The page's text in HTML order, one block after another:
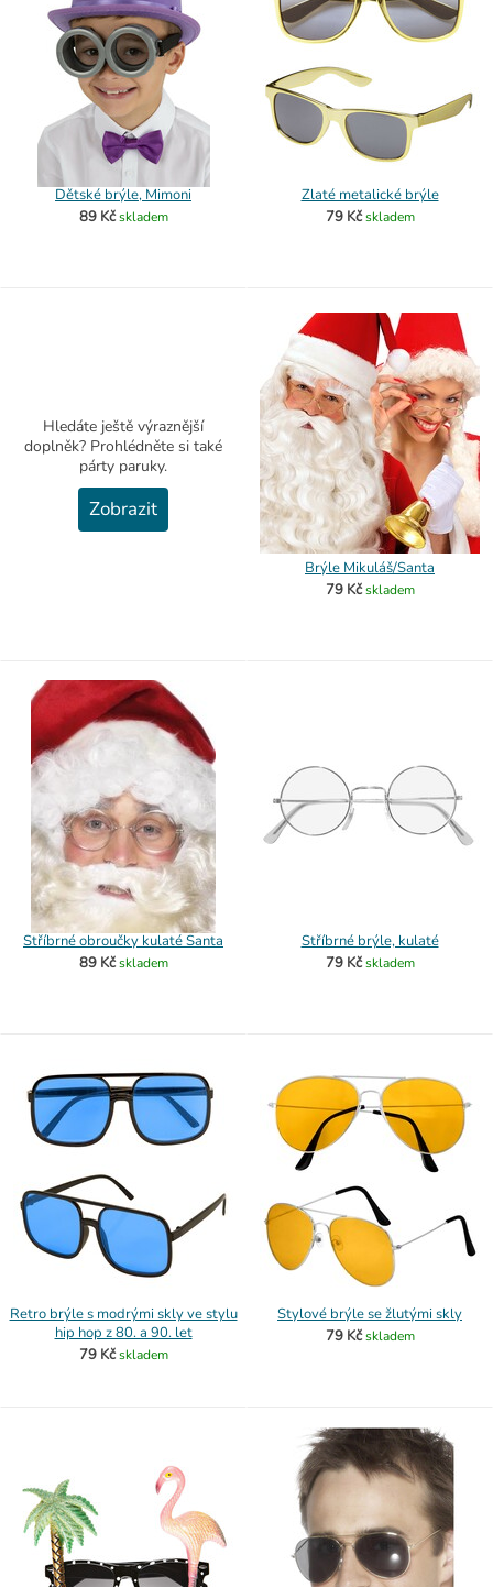
Dětské brýle, Mimoni
89 Kč skladem
Zlaté metalické brýle
79 Kč skladem
Hledáte ještě výraznější
doplněk? Prohlédněte si také
párty paruky.
Zobrazit
Brýle Mikuláš/Santa
79 Kč skladem
Stříbrné obroučky kulaté Santa
89 Kč skladem
Stříbrné brýle, kulaté
79 Kč skladem
Retro brýle s modrými skly ve stylu
hip hop z 80. a 90. let
79 Kč skladem
Stylové brýle se žlutými skly
79 Kč skladem